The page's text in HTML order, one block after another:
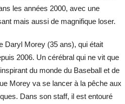
les années 2000, avec une
mais aussi de magnifique loser.
Daryl Morey (35 ans), qui était
2006. Un cérébral qui ne vit que
du monde du Baseball et de
Morey va se lancer à la pêche aux
Dans son staff, il est entouré